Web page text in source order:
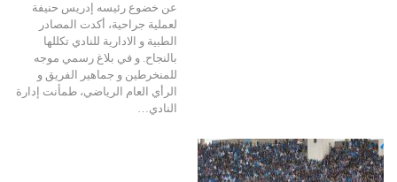
عن خضوع رئيسه إدريس حنيفة
لعملية جراحية، أكدت المصادر
الطبية و الادارية للنادي تكللها
بالنجاح. و في بلاغ رسمي موجه
للمنخرطين و جماهير الفريق و
الرأي العام الرياضي، طمأنت إدارة
النادي…